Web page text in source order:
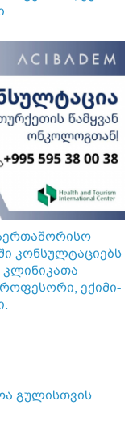
კონსულტაციებს
კლინიკათა
ექიმი-
გულისთვის